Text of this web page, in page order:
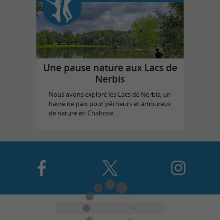
Une pause nature aux Lacs de
Nerbis
Nous avons exploré les Lacs de Nerbis, un
havre de paix pour pêcheurs et amoureux
de nature en Chalosse. ...